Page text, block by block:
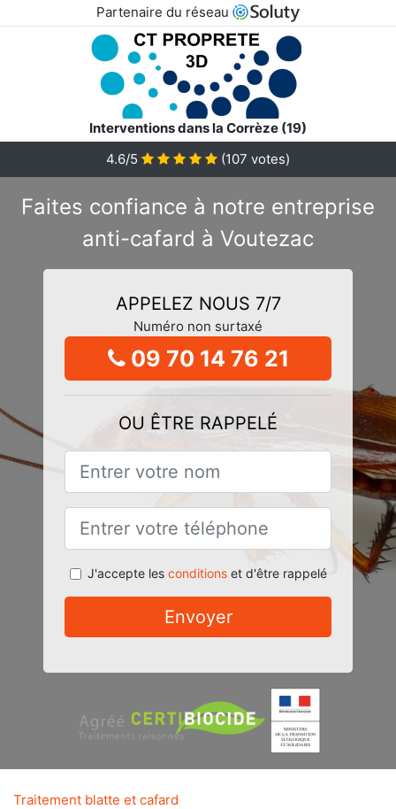
Partenaire du réseau
Interventions dans la Corrèze (19)
4.6/5
(107 votes)
Faites confiance à notre entreprise
anti-cafard à Voutezac
APPELEZ NOUS 7/7
Numéro non surtaxé
09 70 14 76 21
OU ÊTRE RAPPELÉ
J'accepte les conditionset d'être rappelé
Envoyer
Traitement blatte et cafard